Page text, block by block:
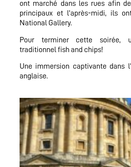
ont marché dans les rues afin
principaux et l’après-midi, ils
National Gallery.
Pour terminer cette soirée,
traditionnel fish and chips!
Une immersion captivante dans
anglaise.